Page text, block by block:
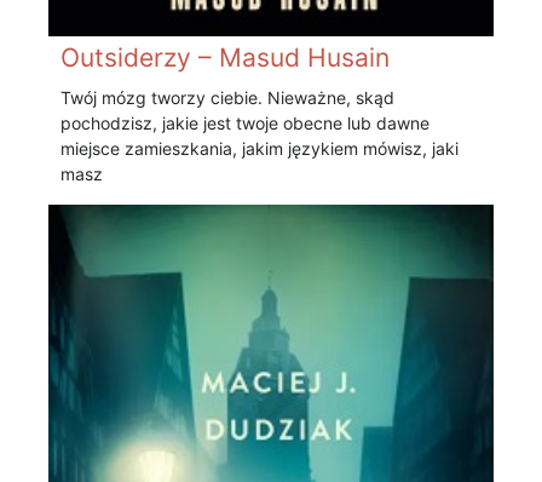
Outsiderzy – Masud Husain
Twój mózg tworzy ciebie. Nieważne, skąd
pochodzisz, jakie jest twoje obecne lub dawne
miejsce zamieszkania, jakim językiem mówisz, jaki
masz